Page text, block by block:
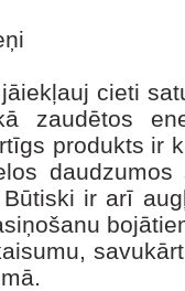
cieti
zaudētos
produkts ir
ir arī